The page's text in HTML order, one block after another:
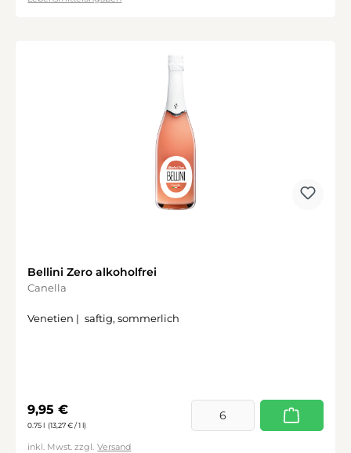
Bellini Zero alkoholfrei
Canella
Venetien | saftig, sommerlich
Regulärer Preis:
9,95 €
0.75 l (13,27 € / 1 l)
inkl. Mwst. zzgl. Versand